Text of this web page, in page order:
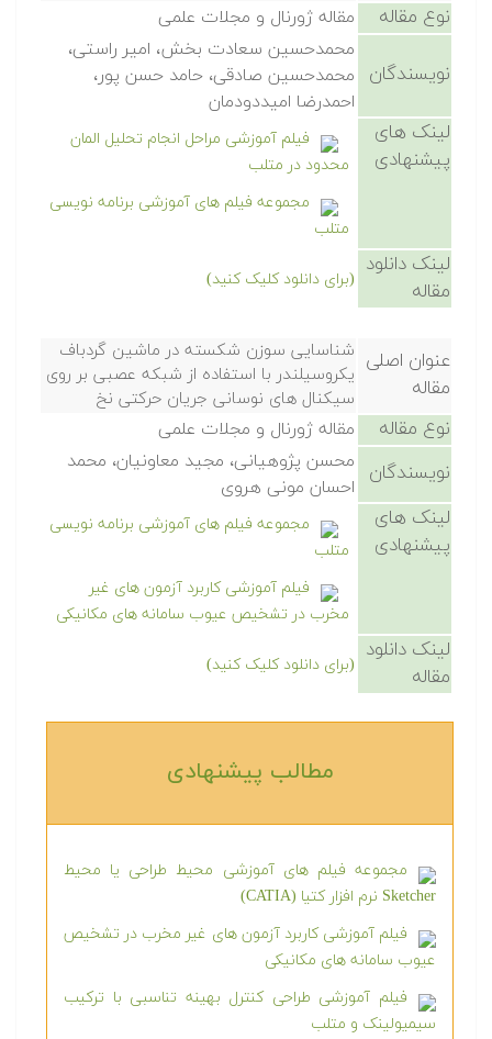
نوع مقاله مقاله ژورنال و مجلات علمی
نویسندگان
محمدحسین سعادت بخش، امیر راستی،
محمدحسین صادقی، حامد حسن پور،
احمدرضا امیددودمان
لینک های
پیشنهادی
فیلم آموزشی مراحل انجام تحلیل المان
محدود در متلب
مجموعه فیلم های آموزشی برنامه نویسی
متلب
لینک دانلود
مقاله
(برای دانلود کلیک کنید)
عنوان اصلی
مقاله
شناسایی سوزن شکسته در ماشین گردباف
یکروسیلندر با استفاده از شبکه عصبی بر روی
سیکنال های نوسانی جریان حرکتی نخ
نوع مقاله مقاله ژورنال و مجلات علمی
نویسندگان
محسن پژوهیانی، مجید معاونیان، محمد
احسان مونی هروی
لینک های
پیشنهادی
مجموعه فیلم های آموزشی برنامه نویسی
متلب
فیلم آموزشی کاربرد آزمون های غیر
مخرب در تشخیص عیوب سامانه های مکانیکی
لینک دانلود
مقاله
(برای دانلود کلیک کنید)
مطالب پیشنهادی‎
مجموعه فیلم های آموزشی محیط طراحی یا محیط
Sketcher نرم افزار کتیا (CATIA)
فیلم آموزشی کاربرد آزمون های غیر مخرب در تشخیص
عیوب سامانه های مکانیکی
فیلم آموزشی طراحی کنترل بهینه تناسبی با ترکیب
سیمیولینک و متلب